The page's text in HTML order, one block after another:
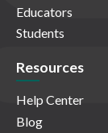
Educators
Students
Resources
Help Center
Blog